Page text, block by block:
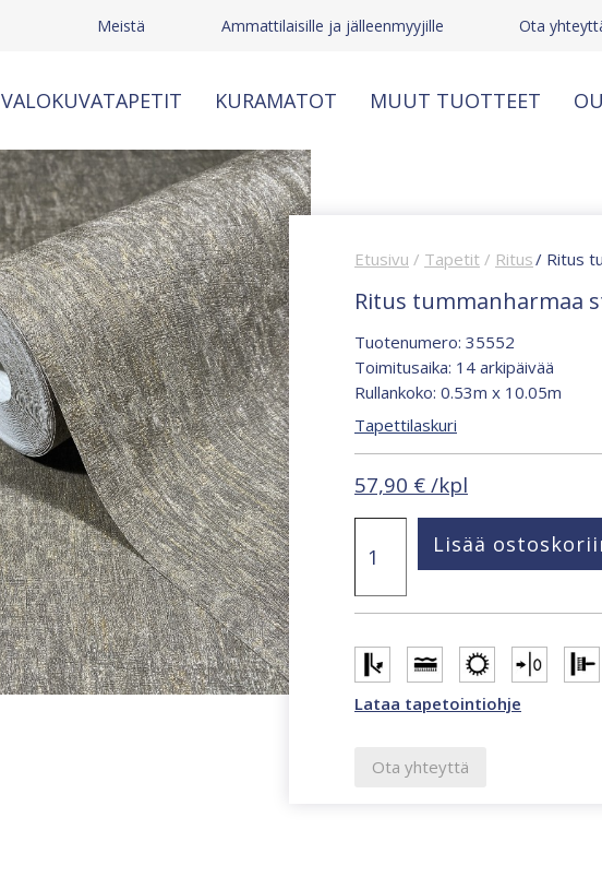
Meistä Ammattilaisille ja jälleenmyyjille Ota
VALOKUVATAPETIT KURAMATOT MUUT TUOTTEET
Etusivu / Tapetit / Ritus/ Ritus
Ritus tummanharmaa
Tuotenumero: 35552
Toimitusaika: 14 arkipäivää
Rullankoko: 0.53m x 10.05m
Tapettilaskuri
57,90 € /kpl
tummanharmaa
struktuuritapetti
määrä
Lisää
Lataa tapetointiohje
Ota yhteyttä